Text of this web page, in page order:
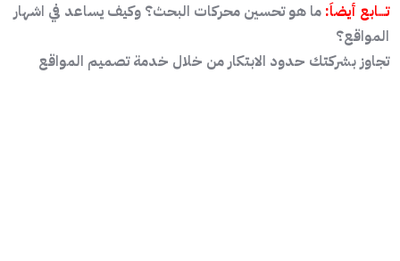
تــــابع أيضاَ: ما هو تحسين محركات البحث؟ وكيف يساعد في اشهار
المواقع؟
تجاوز بشركتك حدود الابتكار من خلال خدمة تصميم المواقع